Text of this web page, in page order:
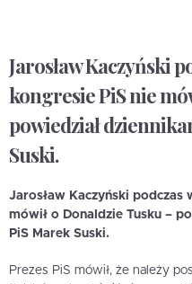
Jarosław Kaczyński
kongresie PiS nie
powiedział
Suski.
Jarosław Kaczyński podczas
mówił o Donaldzie Tusku –
PiS Marek Suski.
Prezes PiS mówił, że należy